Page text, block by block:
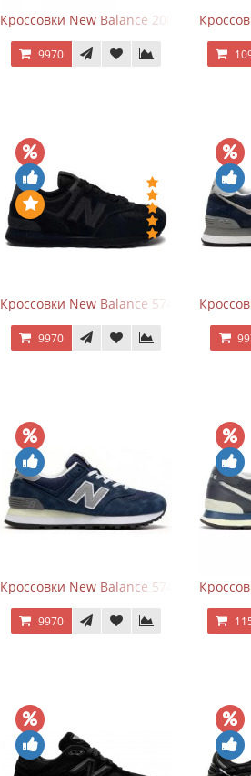
Кроссовки New Balance 2002R
9970
Кроссовки New Balance 574 All Black
9970
Кроссовки New Balance 574 Classic
9970